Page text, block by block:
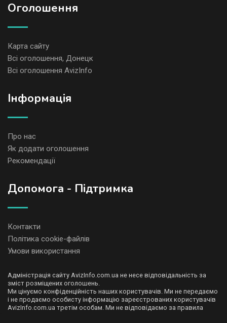
Оголошення
Карта сайту
Всі оголошення, Донецк
Всі оголошення AvizInfo
Iнформація
Про нас
Як додати оголошення
Рекомендації
Допомога - Підтримка
Контакти
Політика cookie-файлів
Умови використання
Адміністрація сайту AvizInfo.com.ua не несе відповідальність за
зміст розміщених оголошень.
Ми цінуємо конфіденційність наших користувачів. Ми не передаємо
і не продаємо особисту інформацію зареєстрованих користувачів
AvizInfo.com.ua третім особам. Ми не відповідаємо за правила